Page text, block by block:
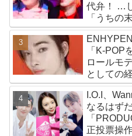
代弁！ …
「うちの
かわいす
「K-POP
ロールモ
としての
京ドーム
I.O.I、
なるはず
「
正投票操